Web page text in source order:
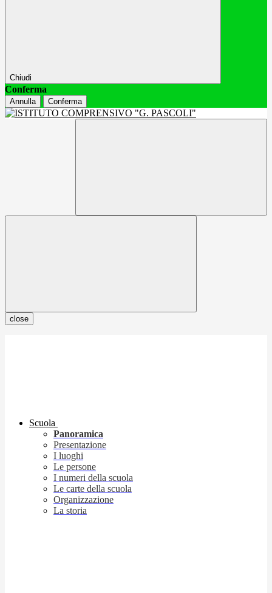
Chiudi
Conferma
Annulla Conferma
close
Scuola
Panoramica
Presentazione
I luoghi
Le persone
I numeri della scuola
Le carte della scuola
Organizzazione
La storia